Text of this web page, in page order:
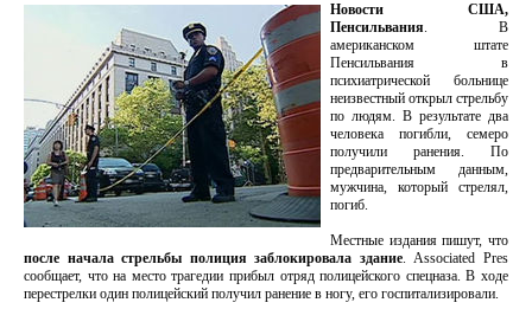
Новости США,
Пенсильвания. В
американском штате
Пенсильвания в
психиатрической больнице
неизвестный открыл стрельбу
по людям. В результате два
человека погибли, семеро
получили ранения. По
предварительным данным,
мужчина, который стрелял,
погиб.
Местные издания пишут, что
после начала стрельбы полиция заблокировала здание. Associated Pres
сообщает, что на место трагедии прибыл отряд полицейского спецназа. В ходе
перестрелки один полицейский получил ранение в ногу, его госпитализировали.